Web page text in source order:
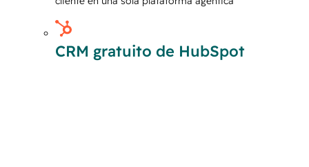
CRM gratuito de HubSpot